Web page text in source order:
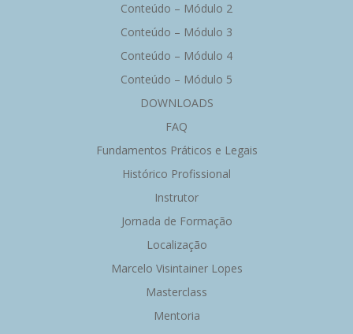
Conteúdo – Módulo 2
Conteúdo – Módulo 3
Conteúdo – Módulo 4
Conteúdo – Módulo 5
DOWNLOADS
FAQ
Fundamentos Práticos e Legais
Histórico Profissional
Instrutor
Jornada de Formação
Localização
Marcelo Visintainer Lopes
Masterclass
Mentoria